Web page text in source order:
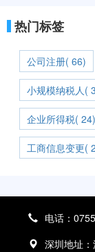
热门标签
公司注册( 66)
小规模纳税人(
企业所得税( 24)
工商信息变更(
电话：
深圳地址